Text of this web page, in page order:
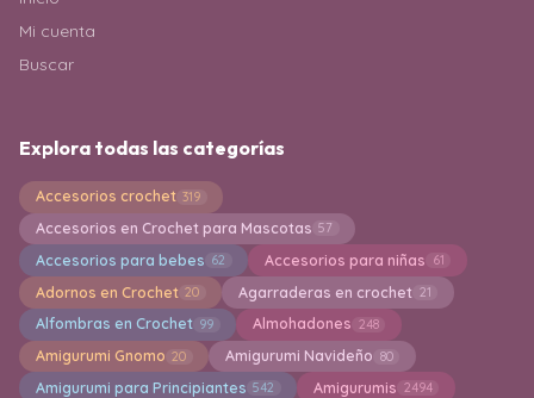
Mi cuenta
Buscar
Explora todas las categorías
Accesorios crochet 319
Accesorios en Crochet para Mascotas 57
Accesorios para bebes 62 Accesorios para niñas 61
Adornos en Crochet 20 Agarraderas en crochet 21
Alfombras en Crochet 99 Almohadones 248
Amigurumi Gnomo 20 Amigurumi Navideño 80
Amigurumi para Principiantes 542 Amigurumis 2494